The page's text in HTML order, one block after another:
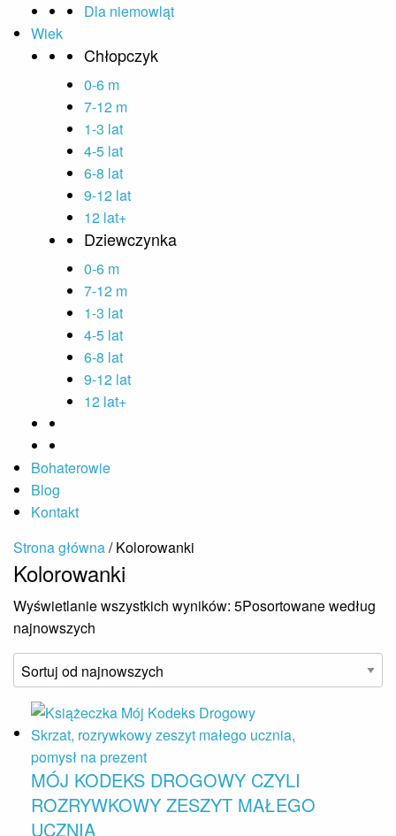
Dla niemowląt
Wiek
Chłopczyk
0-6 m
7-12 m
1-3 lat
4-5 lat
6-8 lat
9-12 lat
12 lat+
Dziewczynka
0-6 m
7-12 m
1-3 lat
4-5 lat
6-8 lat
9-12 lat
12 lat+
Bohaterowie
Blog
Kontakt
Strona główna/ Kolorowanki
Kolorowanki
Wyświetlanie wszystkich wyników: 5Posortowane według
najnowszych
MÓJ KODEKS DROGOWY CZYLI
ROZRYWKOWY ZESZYT MAŁEGO
UCZNIA